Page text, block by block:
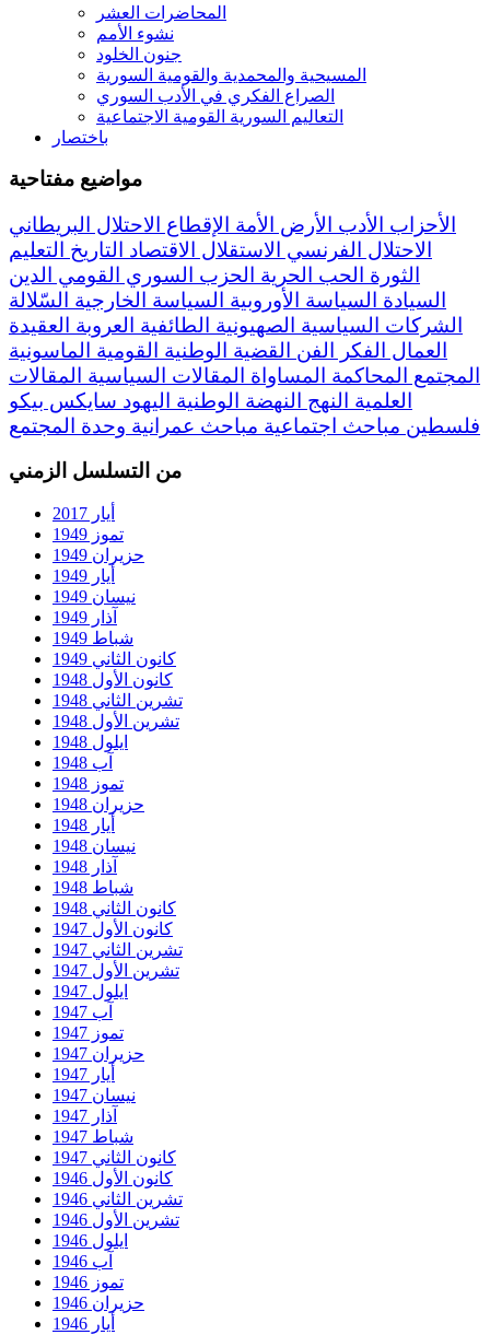
المحاضرات العشر
نشوء الأمم
جنون الخلود
المسيحية والمحمدية والقومية السورية
الصراع الفكري في الأدب السوري
التعاليم السورية القومية الاجتماعية
باختصار
مواضيع مفتاحية
الأحزاب
الأدب الأرض الأمة الإقطاع
الاحتلال البريطاني
الاحتلال الفرنسي
الاستقلال الاقتصاد التاريخ
التعليم
الثورة
الحب الحرية الحزب السوري القومي
الدين
السيادة
السياسة الأوروبية السياسة الخارجية
السّلالة
الشركات السياسية
الصهيونية الطائفية العروبة
العقيدة
العمال
الفكر الفن القضية الوطنية القومية
الماسونية
المجتمع
المحاكمة المساواة المقالات السياسية
المقالات
العلمية
النهج النهضة الوطنية اليهود سايكس بيكو
فلسطين مباحث اجتماعية مباحث عمرانية وحدة المجتمع
من التسلسل الزمني
أيار 2017
تموز 1949
حزيران 1949
أيار 1949
نيسان 1949
آذار 1949
شباط 1949
كانون الثاني 1949
كانون الأول 1948
تشرين الثاني 1948
تشرين الأول 1948
ايلول 1948
آب 1948
تموز 1948
حزيران 1948
أيار 1948
نيسان 1948
آذار 1948
شباط 1948
كانون الثاني 1948
كانون الأول 1947
تشرين الثاني 1947
تشرين الأول 1947
ايلول 1947
آب 1947
تموز 1947
حزيران 1947
أيار 1947
نيسان 1947
آذار 1947
شباط 1947
كانون الثاني 1947
كانون الأول 1946
تشرين الثاني 1946
تشرين الأول 1946
ايلول 1946
آب 1946
تموز 1946
حزيران 1946
أيار 1946